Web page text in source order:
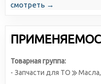
смотреть →
Товарная группа:
- Запчасти для ТО